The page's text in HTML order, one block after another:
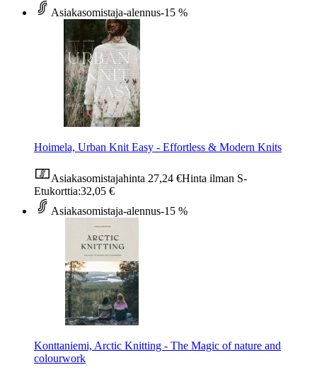
Asiakasomistaja-alennus-15 %
Hoimela, Urban Knit Easy - Effortless & Modern Knits
Asiakasomistajahinta 27,24 €Hinta ilman S-
Etukorttia:32,05 €
Asiakasomistaja-alennus-15 %
Konttaniemi, Arctic Knitting - The Magic of nature and
colourwork